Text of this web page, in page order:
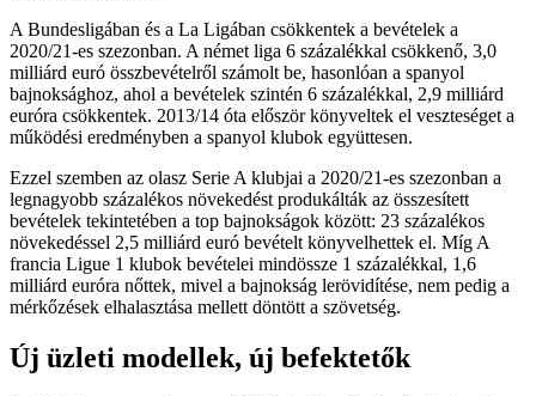
A Bundesligában és a La Ligában csökkentek a bevételek a
2020/21-es szezonban. A német liga 6 százalékkal csökkenő, 3,0
milliárd euró összbevételről számolt be, hasonlóan a spanyol
bajnoksághoz, ahol a bevételek szintén 6 százalékkal, 2,9 milliárd
euróra csökkentek. 2013/14 óta először könyveltek el veszteséget a
működési eredményben a spanyol klubok együttesen.
Ezzel szemben az olasz Serie A klubjai a 2020/21-es szezonban a
legnagyobb százalékos növekedést produkálták az összesített
bevételek tekintetében a top bajnokságok között: 23 százalékos
növekedéssel 2,5 milliárd euró bevételt könyvelhettek el. Míg A
francia Ligue 1 klubok bevételei mindössze 1 százalékkal, 1,6
milliárd euróra nőttek, mivel a bajnokság lerövidítése, nem pedig a
mérkőzések elhalasztása mellett döntött a szövetség.
Új üzleti modellek, új befektetők